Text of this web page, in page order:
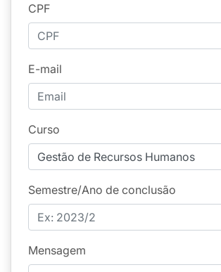
CPF
E-mail
Curso
Semestre/Ano de conclusão
Mensagem